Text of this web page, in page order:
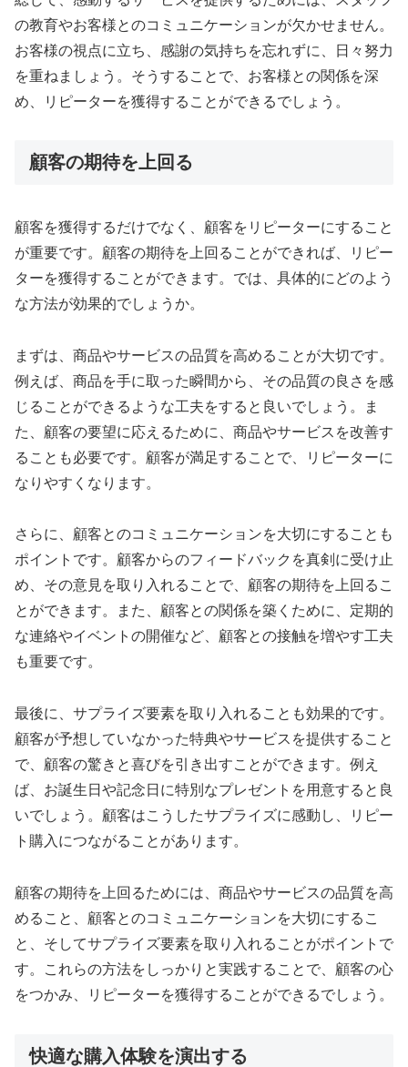
の教育やお客様とのコミュニケーションが欠かせません。
お客様の視点に立ち、感謝の気持ちを忘れずに、日々努力
を重ねましょう。そうすることで、お客様との関係を深
め、リピーターを獲得することができるでしょう。
顧客の期待を上回る
顧客を獲得するだけでなく、顧客をリピーターにすること
が重要です。顧客の期待を上回ることができれば、リピー
ターを獲得することができます。では、具体的にどのよう
な方法が効果的でしょうか。
まずは、商品やサービスの品質を高めることが大切です。
例えば、商品を手に取った瞬間から、その品質の良さを感
じることができるような工夫をすると良いでしょう。ま
た、顧客の要望に応えるために、商品やサービスを改善す
ることも必要です。顧客が満足することで、リピーターに
なりやすくなります。
さらに、顧客とのコミュニケーションを大切にすることも
ポイントです。顧客からのフィードバックを真剣に受け止
め、その意見を取り入れることで、顧客の期待を上回るこ
とができます。また、顧客との関係を築くために、定期的
な連絡やイベントの開催など、顧客との接触を増やす工夫
も重要です。
最後に、サプライズ要素を取り入れることも効果的です。
顧客が予想していなかった特典やサービスを提供すること
で、顧客の驚きと喜びを引き出すことができます。例え
ば、お誕生日や記念日に特別なプレゼントを用意すると良
いでしょう。顧客はこうしたサプライズに感動し、リピー
ト購入につながることがあります。
顧客の期待を上回るためには、商品やサービスの品質を高
めること、顧客とのコミュニケーションを大切にするこ
と、そしてサプライズ要素を取り入れることがポイントで
す。これらの方法をしっかりと実践することで、顧客の心
をつかみ、リピーターを獲得することができるでしょう。
快適な購入体験を演出する